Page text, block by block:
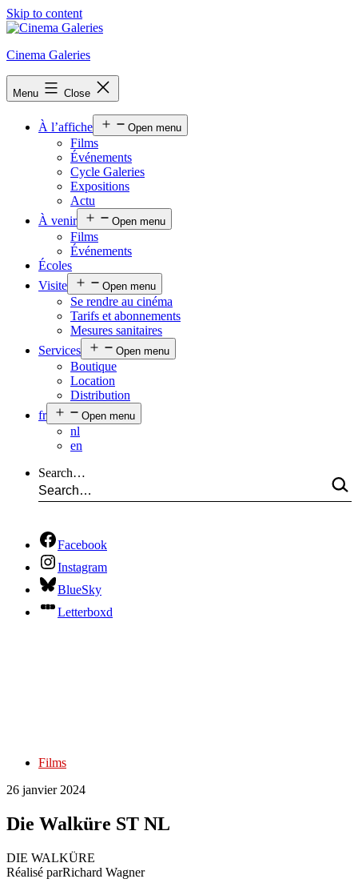
Skip to content
Cinema Galeries
Menu Close
À l’affiche Open menu
Films
Événements
Cycle Galeries
Expositions
Actu
À venir
Open menu
Films
Événements
Écoles
Visite
Open menu
Se rendre au cinéma
Tarifs et abonnements
Mesures sanitaires
Services
Open menu
Boutique
Location
Distribution
fr
Open menu
nl
en
Search…
Facebook
Instagram
BlueSky
Letterboxd
Films
26 janvier 2024
Die Walküre ST NL
DIE WALKÜRE
Réalisé parRichard Wagner